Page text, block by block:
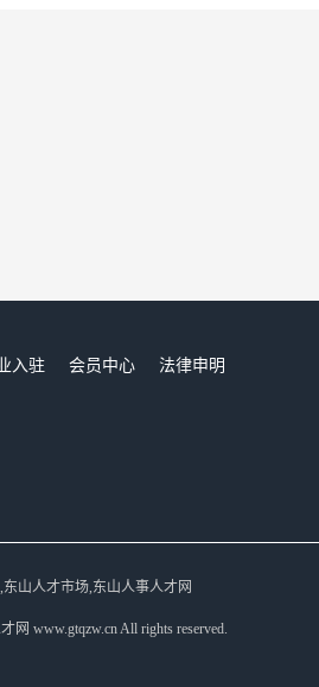
入驻 会员中心
法律申明
山人才市场,东山人事人才网
网 www.gtqzw.cn All rights reserved.